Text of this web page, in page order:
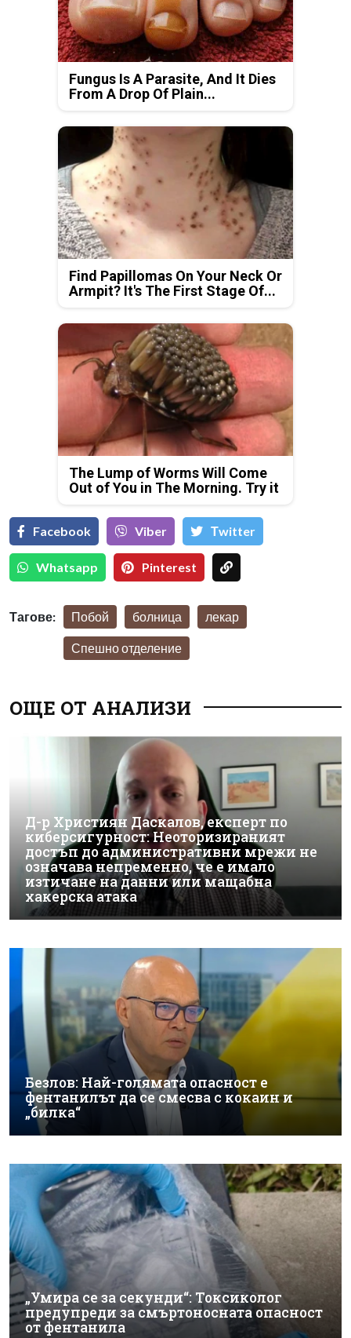
Fungus Is A Parasite, And It Dies
From A Drop Of Plain...
Find Papillomas On Your Neck Or
Armpit? It's The First Stage Of...
The Lump of Worms Will Come
Out of You in The Morning. Try it
Facebook Viber Тwitter
Whatsapp Pinterest
Тагове: Побой болница лекар
Спешно отделение
ОЩЕ ОТ АНАЛИЗИ
Д-р Християн Даскалов, експерт по
киберсигурност: Неоторизираният
достъп до административни мрежи не
означава непременно, че е имало
изтичане на данни или мащабна
хакерска атака
Безлов: Най-голямата опасност е
фентанилът да се смесва с кокаин и
„билка“
„Умира се за секунди“: Токсиколог
предупреди за смъртоносната опасност
от фентанила